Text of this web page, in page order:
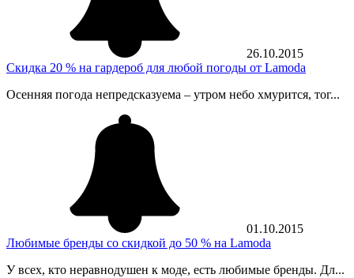
26.10.2015
Скидка 20 % на гардероб для любой погоды от Lamoda
Осенняя погода непредсказуема – утром небо хмурится, тог...
01.10.2015
Любимые бренды со скидкой до 50 % на Lamoda
У всех, кто неравнодушен к моде, есть любимые бренды. Дл...